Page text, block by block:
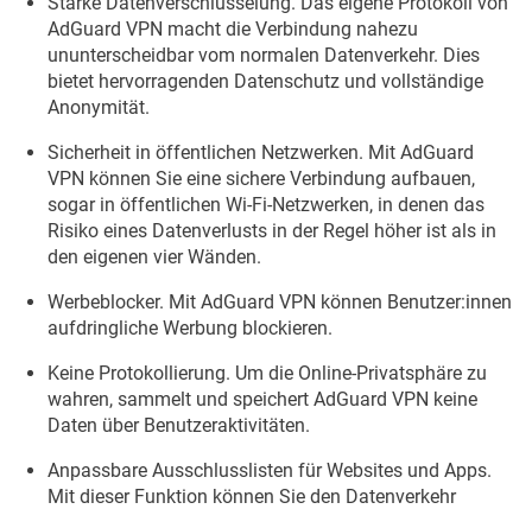
AdGuard VPN macht die Verbindung nahezu
ununterscheidbar vom normalen Datenverkehr. Dies
bietet hervorragenden Datenschutz und vollständige
Anonymität.
Sicherheit in öffentlichen Netzwerken. Mit AdGuard
VPN können Sie eine sichere Verbindung aufbauen,
sogar in öffentlichen Wi-Fi-Netzwerken, in denen das
Risiko eines Datenverlusts in der Regel höher ist als in
den eigenen vier Wänden.
Werbeblocker. Mit AdGuard VPN können Benutzer:innen
aufdringliche Werbung blockieren.
Keine Protokollierung. Um die Online-Privatsphäre zu
wahren, sammelt und speichert AdGuard VPN keine
Daten über Benutzeraktivitäten.
Anpassbare Ausschlusslisten für Websites und Apps.
Mit dieser Funktion können Sie den Datenverkehr